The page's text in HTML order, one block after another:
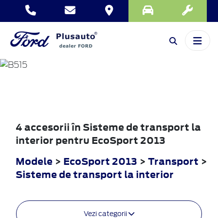
ECOSPORT
4 accesorii în Sisteme de transport la
interior pentru EcoSport 2013
Modele > EcoSport 2013 > Transport >
Sisteme de transport la interior
Vezi categorii